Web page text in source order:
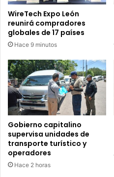
d
í
a
s
d
e
s
u
s
e
i
ó
n
s
d
e
m
i
l
"
b
s
c
a
d
o
r
WireTech Expo León
reunirá compradores
globales de 17 países
Hace 9 minutos
Gobierno capitalino
supervisa unidades de
transporte turístico y
operadores
Hace 2 horas